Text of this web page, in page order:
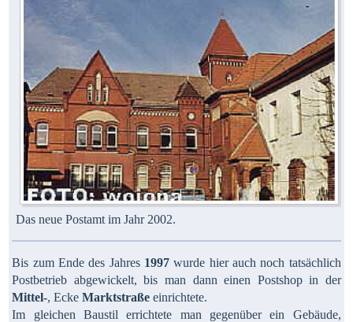
Das neue Postamt im Jahr 2002.
Bis zum Ende des Jahres 1997 wurde hier auch noch tatsächlich
Postbetrieb abgewickelt, bis man dann einen Postshop in der
Mittel-, EckeMarktstraße einrichtete.
Im gleichen Baustil errichtete man gegenüber ein Gebäude,